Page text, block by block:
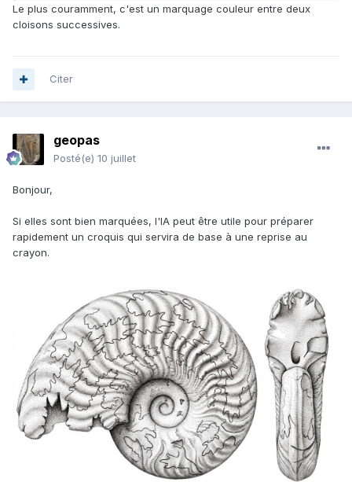
Le plus couramment, c'est un marquage couleur entre deux
cloisons successives.
Citer
geopas
Posté(e) 10 juillet
Bonjour,
Si elles sont bien marquées, l'IA peut être utile pour préparer
rapidement un croquis qui servira de base à une reprise au
crayon.